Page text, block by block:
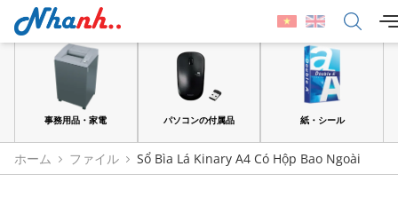
事務用品・家電 パソコンの付属品 紙・シール
ホーム ファイル Sổ Bìa Lá Kinary A4 Có Hộp Bao Ngoài